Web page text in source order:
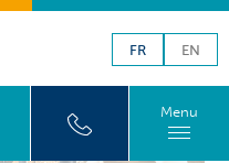
FR EN
Menu